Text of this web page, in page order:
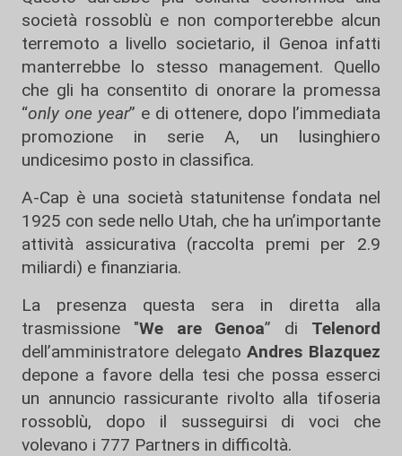
società rossoblù e non comporterebbe alcun
terremoto a livello societario, il Genoa infatti
manterrebbe lo stesso management. Quello
che gli ha consentito di onorare la promessa
“only one year” e di ottenere, dopo l’immediata
promozione in serie A, un lusinghiero
undicesimo posto in classifica.
A-Cap è una società statunitense fondata nel
1925 con sede nello Utah, che ha un’importante
attività assicurativa (raccolta premi per 2.9
miliardi) e finanziaria.
La presenza questa sera in diretta alla
trasmissione "We are Genoa” di Telenord
dell’amministratore delegatoAndres Blazquez
depone a favore della tesi che possa esserci
un annuncio rassicurante rivolto alla tifoseria
rossoblù, dopo il susseguirsi di voci che
volevano i 777 Partners in difficoltà.